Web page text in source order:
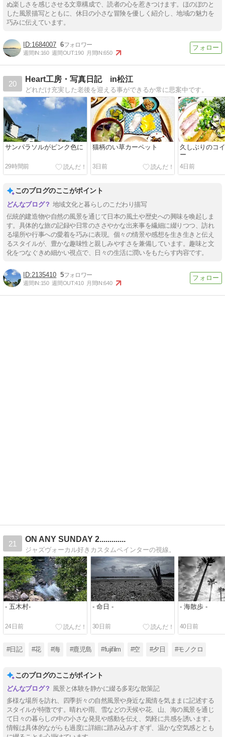
ぬ楽しさを感じさせる文章構成で、読者の心を惹きつけます。ほのぼのと
した風景描写とともに、休日の小さな冒険を優しく紹介し、地域の魅力を
巧みに伝えています。
1684007 6
週間IN:160 週間OUT:190 月間IN:650
20
Heart工房・写真日記 in松江
どれだけ充実した老後を迎える事ができるか常に思案中です。
サンパラソルがピンク色に
29時間前
猫柄のい草カーペット
3日前
久しぶりのコ
ー
4日前
このブログのここがポイント
地域文化と暮らしのこだわり描写
伝統的建造物や自然の風景を通じて日本の風土や歴史への興味を喚起しま
す。具体的な旅の記録や日常のささやかな出来事を繊細に綴りつつ、訪れ
る場所や行事への愛着を巧みに表現。個々の情景や感想を生き生きと伝え
るスタイルが、豊かな趣味性と親しみやすさを兼備しています。趣味と文
化をつなぐきめ細かい視点で、日々の生活に潤いをもたらす内容です。
2135410 5
週間IN:150 週間OUT:410 月間IN:640
21
ON ANY SUNDAY 2.............
ジャズヴォーカル好きカスタムペインターの視線。
- 五木村-
24日前
- 命日 -
30日前
- 海散歩 -
40日前
#日記 #花 #海 #鹿児島 #fujifilm #空 #夕日 #モノクロ
このブログのここがポイント
風景と体験を静かに綴る多彩な散策記
多様な場所を訪れ、四季折々の自然風景や身近な風情を気ままに記述する
スタイルが特徴です。晴れや雨、雪などの天候や花、山、海の風景を通じ
て日々の暮らしの中の小さな発見や感動を伝え、気軽に共感を誘います。
情報は具体的ながらも過度に詳細に踏み込みすぎず、温かな空気感ととも